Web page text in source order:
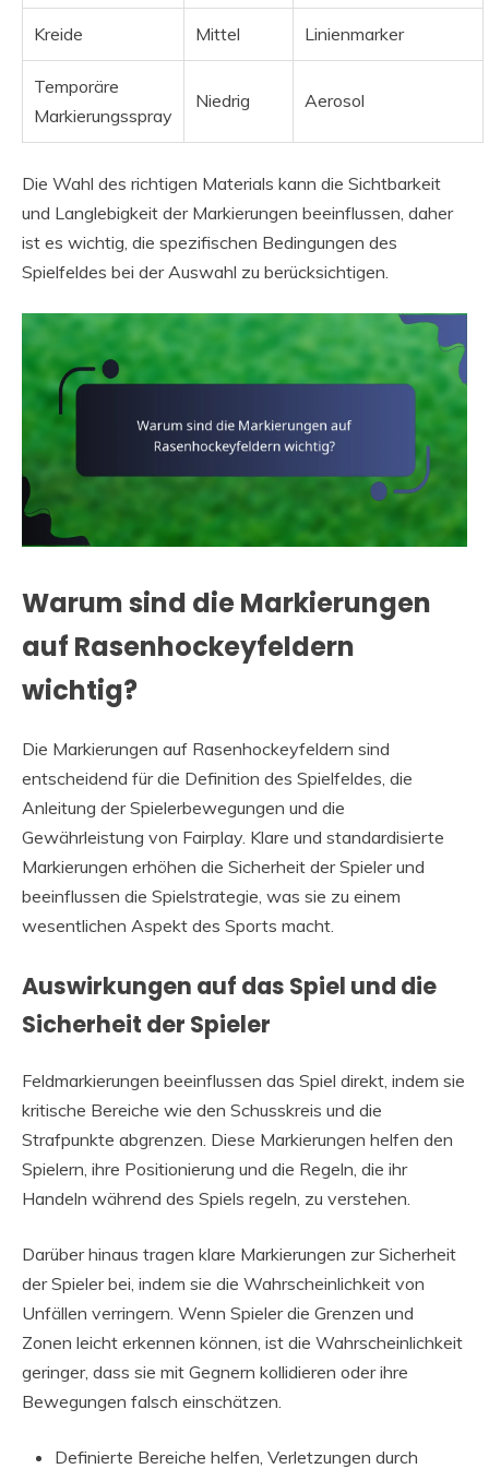
Kreide Mittel Linienmarker
Temporäre
Markierungsspray
Niedrig Aerosol
Die Wahl des richtigen Materials kann die Sichtbarkeit
und Langlebigkeit der Markierungen beeinflussen, daher
ist es wichtig, die spezifischen Bedingungen des
Spielfeldes bei der Auswahl zu berücksichtigen.
Warum sind die Markierungen
auf Rasenhockeyfeldern
wichtig?
Die Markierungen auf Rasenhockeyfeldern sind
entscheidend für die Definition des Spielfeldes, die
Anleitung der Spielerbewegungen und die
Gewährleistung von Fairplay. Klare und standardisierte
Markierungen erhöhen die Sicherheit der Spieler und
beeinflussen die Spielstrategie, was sie zu einem
wesentlichen Aspekt des Sports macht.
Auswirkungen auf das Spiel und die
Sicherheit der Spieler
Feldmarkierungen beeinflussen das Spiel direkt, indem sie
kritische Bereiche wie den Schusskreis und die
Strafpunkte abgrenzen. Diese Markierungen helfen den
Spielern, ihre Positionierung und die Regeln, die ihr
Handeln während des Spiels regeln, zu verstehen.
Darüber hinaus tragen klare Markierungen zur Sicherheit
der Spieler bei, indem sie die Wahrscheinlichkeit von
Unfällen verringern. Wenn Spieler die Grenzen und
Zonen leicht erkennen können, ist die Wahrscheinlichkeit
geringer, dass sie mit Gegnern kollidieren oder ihre
Bewegungen falsch einschätzen.
Definierte Bereiche helfen, Verletzungen durch